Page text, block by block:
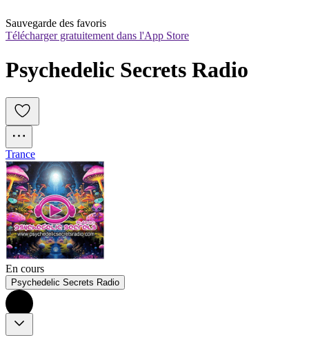
Sauvegarde des favoris
Télécharger gratuitement dans l'App Store
Psychedelic Secrets Radio
Trance
En cours
Psychedelic Secrets Radio